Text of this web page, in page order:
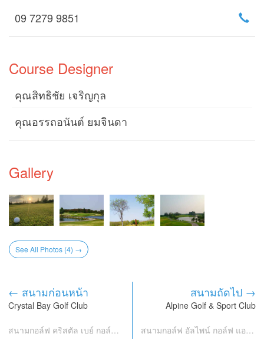
09 7279 9851
Course Designer
คุณสิทธิชัย เจริญกุล
คุณอรรถอนันต์ ยมจินดา
Gallery
See All Photos (4) →
← สนามก่อนหน้า
Crystal Bay Golf Club
สนามกอล์ฟ คริสตัล เบย์ กอล์ฟ คลับ
สนามถัดไป →
Alpine Golf & Sport Club
สนามกอล์ฟ อัลไพน์ กอล์ฟ แอนด์ สปอร์ต คลับ